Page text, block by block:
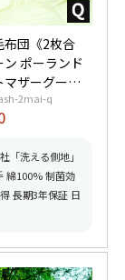
布団《2枚合
ポーランド
マザーグース
(440dp以上)
薄掛0.7kg
グッドふとん
】
2mai-q
「洗える側地」
綿100% 制菌効
長期3年保証 日